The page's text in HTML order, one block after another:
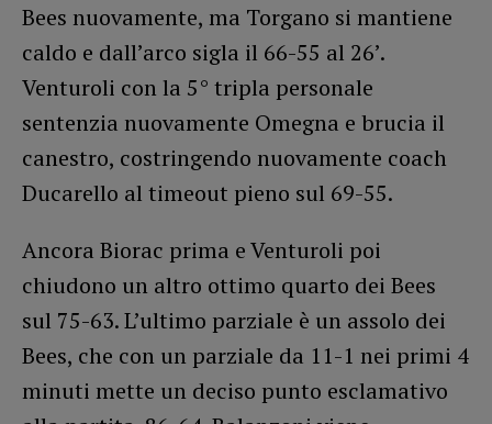
Bees nuovamente, ma Torgano si mantiene
caldo e dall’arco sigla il 66-55 al 26’.
Venturoli con la 5° tripla personale
sentenzia nuovamente Omegna e brucia il
canestro, costringendo nuovamente coach
Ducarello al timeout pieno sul 69-55.
Ancora Biorac prima e Venturoli poi
chiudono un altro ottimo quarto dei Bees
sul 75-63. L’ultimo parziale è un assolo dei
Bees, che con un parziale da 11-1 nei primi 4
minuti mette un deciso punto esclamativo